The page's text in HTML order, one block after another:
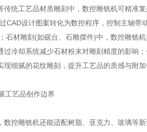
工艺品材质雕刻中，数控雕铣机可精准复
CAD设计图案转化为数控程序，控制主轴
石材雕刻(如砚台、石雕摆件)中，数控雕铣
过冷却系统减少石材粉末对雕刻精度的影响
细腻的花纹雕刻，提升工艺品的质感与附加
艺品创作边界
雕铣机还能适配树脂、亚克力、玻璃等新